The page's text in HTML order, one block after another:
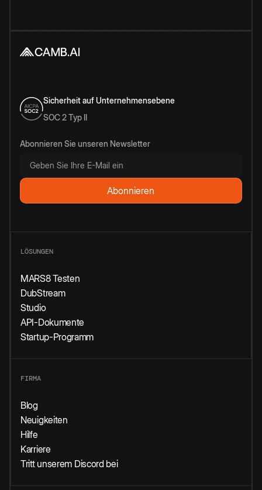
Sicherheit auf Unternehmensebene
SOC 2 Typ II
Abonnieren Sie unseren Newsletter
LÖSUNGEN
MARS8 Testen
DubStream
Studio
API-Dokumente
Startup-Programm
FIRMA
Blog
Neuigkeiten
Hilfe
Karriere
Tritt unserem Discord bei